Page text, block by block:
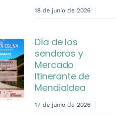
18 de junio de 2026
Día de los
senderos y
Mercado
Itinerante de
Mendialdea
17 de junio de 2026